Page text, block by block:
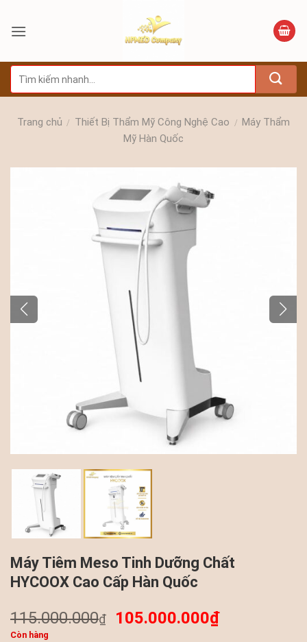
qua
dung
kiếm:
Trang chủ / Thiết Bị Thẩm Mỹ Công Nghệ Cao / Máy Thẩm
Mỹ Hàn Quốc
Máy Tiêm Meso Tinh Dưỡng Chất
HYCOOX Cao Cấp Hàn Quốc
115.000.000₫ 105.000.000₫
Còn hàng